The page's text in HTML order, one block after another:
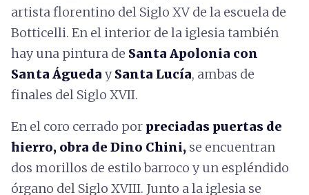
artista florentino del Siglo XV de la escuela de
Botticelli. En el interior de la iglesia también
hay una pintura de Santa Apolonia con
Santa Águeda ySanta Lucía, ambas de
finales del Siglo XVII.
En el coro cerrado por preciadas puertas de
hierro, obra de Dino Chini, se encuentran
dos morillos de estilo barroco y un espléndido
órgano del Siglo XVIII. Junto a la iglesia se